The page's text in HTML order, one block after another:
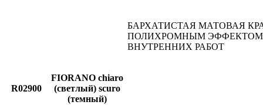
БАРХАТИСТАЯ МАТОВАЯ
ПОЛИХРОМНЫМ ЭФФЕКТОМ
ВНУТРЕННИХ РАБОТ
R02900
FIORANO chiaro
(светлый) scuro
(темный)